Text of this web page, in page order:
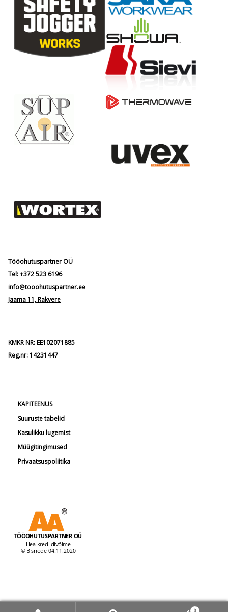
Tööohutuspartner OÜ
Tel:+372 523 6196
info@tooohutuspartner.ee
Jaama 11, Rakvere
KMKR NR: EE102071885
Reg.nr: 14231447
KAPITEENUS
Suuruste tabelid
Kasulikku lugemist
Müügitingimused
Privaatsuspoliitika